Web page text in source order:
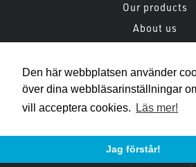
Den här webbplatsen använder
över dina webbläsarinställningar
vill acceptera cookies.
Läs mer!
Jag förstår!
Our products
About us
Spare parts, service &
+46 (0)495 49700 -